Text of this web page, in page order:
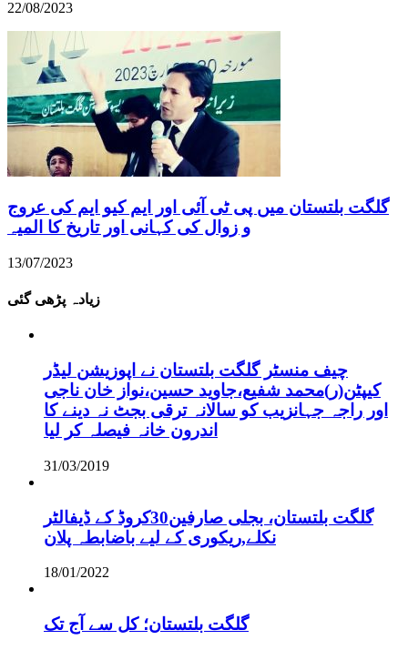
22/08/2023
گلگت بلتستان میں پی ٹی آئی اور ایم کیو ایم کی عروج
و زوال کی کہانی اور تاریخ کا المیہ
13/07/2023
زیادہ پڑھی گئی
چیف منسٹر گلگت بلتستان نے اپوزیشن لیڈر
کیپٹن(ر)محمد شفیع،جاوید حسین،نواز خان ناجی
اور راجہ جہانزیب کو سالانہ ترقی بجٹ نہ دینے کا
اندرون خانہ فیصلہ کر لیا
31/03/2019
گلگت بلتستان، بجلی صارفین30کروڈ کے ڈیفالٹر
نکلے,ریکوری کے لیے باضابطہ پلان
18/01/2022
گلگت بلتستان؛ کل سے آج تک